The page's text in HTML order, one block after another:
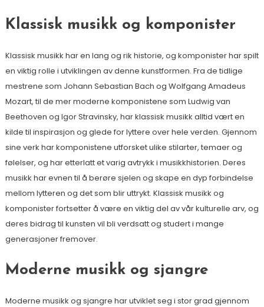
Klassisk musikk og komponister
Klassisk musikk har en lang og rik historie, og komponister har spilt
en viktig rolle i utviklingen av denne kunstformen. Fra de tidlige
mestrene som Johann Sebastian Bach og Wolfgang Amadeus
Mozart, til de mer moderne komponistene som Ludwig van
Beethoven og Igor Stravinsky, har klassisk musikk alltid vært en
kilde til inspirasjon og glede for lyttere over hele verden. Gjennom
sine verk har komponistene utforsket ulike stilarter, temaer og
følelser, og har etterlatt et varig avtrykk i musikkhistorien. Deres
musikk har evnen til å berøre sjelen og skape en dyp forbindelse
mellom lytteren og det som blir uttrykt. Klassisk musikk og
komponister fortsetter å være en viktig del av vår kulturelle arv, og
deres bidrag til kunsten vil bli verdsatt og studert i mange
generasjoner fremover.
Moderne musikk og sjangre
Moderne musikk og sjangre har utviklet seg i stor grad gjennom